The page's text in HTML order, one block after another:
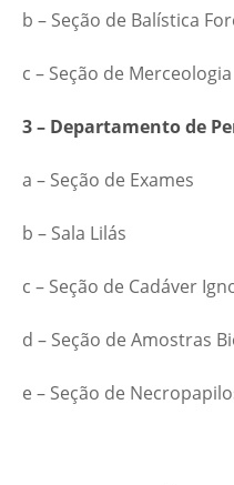
b – Seção de Balística
c – Seção de Merceologia
3 – Departamento de
a – Seção de Exames
b – Sala Lilás
c – Seção de Cadáver
d – Seção de Amostras
e – Seção de